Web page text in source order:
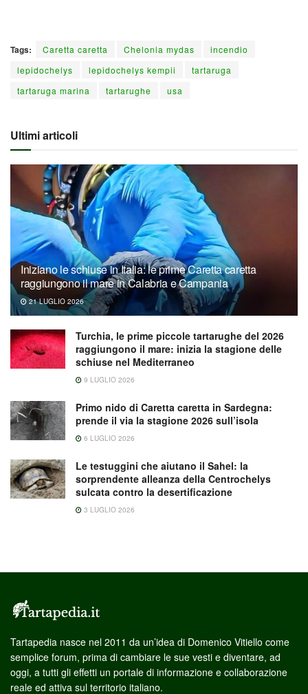
Tags: Caretta caretta Chelonia mydas
incendio
lepidochelys
lepidochelys kempii
tartaruga
tartaruga marina
tartarughe usa
Ultimi articoli
Iniziano le schiuse in Italia: le prime Caretta caretta
raggiungono il mare in Calabria e Campania
21 LUGLIO 2026
Turchia, le prime piccole tartarughe del 2026
raggiungono il mare: inizia la stagione delle
schiuse nel Mediterraneo
9 LUGLIO 2026
Primo nido di Caretta caretta in Sardegna:
prende il via la stagione 2026 sull’isola
6 LUGLIO 2026
Le testuggini che aiutano il Sahel: la
sorprendente alleanza della Centrochelys
sulcata contro la desertificazione
3 LUGLIO 2026
Tartapedia nasce nel 2011 da un’idea di Domenico Vitiello come
semplice forum, prima di cambiare le sue vesti e diventare, ad
oggi, a tutti gli effetti un portale di informazione e collaborazione
reale ed attiva sul territorio italiano.